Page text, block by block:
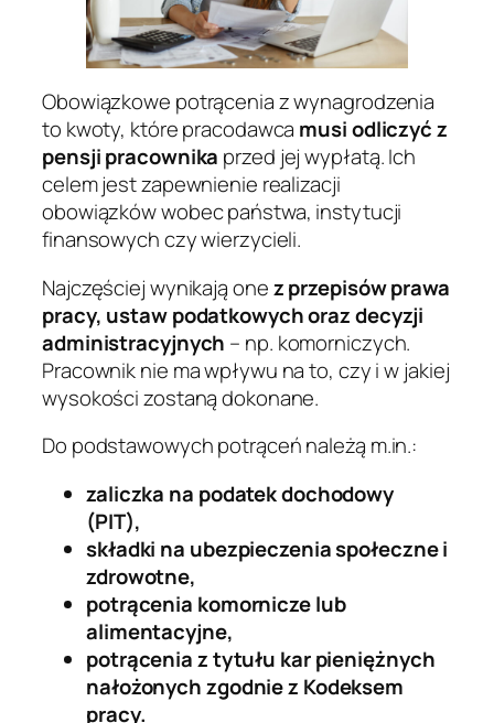
Obowiązkowe potrącenia z wynagrodzenia
to kwoty, które pracodawca musi odliczyć z
pensji pracownika przed jej wypłatą. Ich
celem jest zapewnienie realizacji
obowiązków wobec państwa, instytucji
finansowych czy wierzycieli.
Najczęściej wynikają onez przepisów prawa
pracy, ustaw podatkowych oraz decyzji
administracyjnych – np. komorniczych.
Pracownik nie ma wpływu na to, czy i w jakiej
wysokości zostaną dokonane.
Do podstawowych potrąceń należą m.in.:
zaliczka na podatek dochodowy
(PIT),
składki na ubezpieczenia społeczne i
zdrowotne,
potrącenia komornicze lub
alimentacyjne,
potrącenia z tytułu kar pieniężnych
nałożonych zgodnie z Kodeksem
pracy.